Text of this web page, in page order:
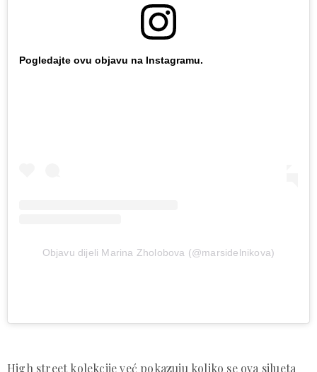
Pogledajte ovu objavu na Instagramu.
Objavu dijeli Marina Zholobova (@marsidelnikova)
High street kolekcije već pokazuju koliko se ova silueta